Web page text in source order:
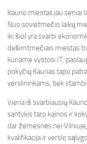
Kauno miestas jau seniai
Nuo sovietmečio laikų
iki šiol yra svarbi
dešimtmečiais miestas
kuriame vystosi IT,
pokyčių Kaunas tapo
verslininkams, tiek
Viena iš svarbiausių
santykis tarp kainos ir
dar žemesnės nei
kvalifikacija ir verslo